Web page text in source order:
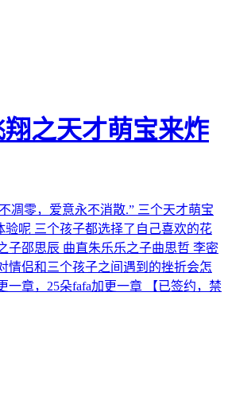
翔之天才萌宝来炸
不凋零，爱意永不消散.” 三个天才萌宝
验呢 三个孩子都选择了自己喜欢的花
子邵思辰 曲直朱乐乐之子曲思哲 李密
情侣和三个孩子之间遇到的挫折会怎
一章，25朵fafa加更一章 【已签约，禁